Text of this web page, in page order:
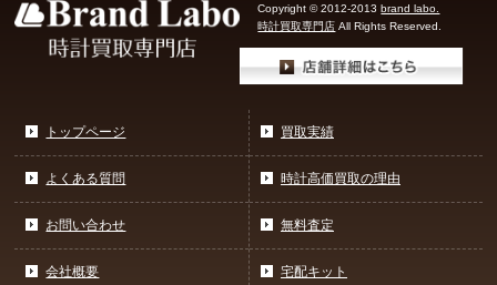
Copyright © 2012-2013brand labo.
時計買取専門店 All Rights Reserved.
トップページ
よくある質問
お問い合わせ
会社概要
買取実績
時計高価買取の理由
無料査定
宅配キット